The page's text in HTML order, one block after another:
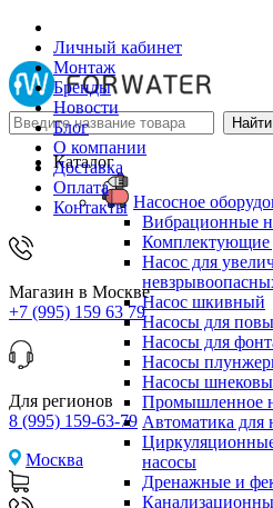
Личный кабинет
Монтаж
Бренды
Новости
Блог
О компании
Доставка
Оплата
Контакты
Магазин в Москве
+7 (995) 159 63 79
Для регионов
8 (995) 159-63-79
Москва
Каталог
Насосное
Вибрационные
Комплектующие
Насос для
Насос шкивный
Насосы для
Насосы для
Насосы
Насосы
Промышленное
Автоматика для
насосы
Дренажные и